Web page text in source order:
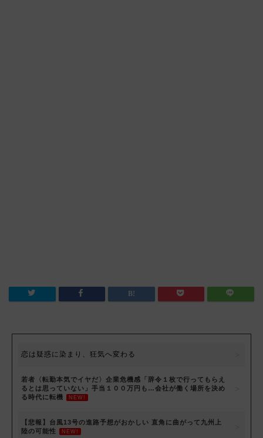
恋は疑惑に染まり、狂気へ変わる
若者〈転勤本気でイヤだ〉企業危機感「辞令１枚で行ってもらえ
るとは思っていない」手当１００万円も…会社が働く場所を決め
る時代に転機
NEW!
【悲報】台風13号の進路予想がおかしい 直角に曲がって九州上
陸の可能性
NEW!